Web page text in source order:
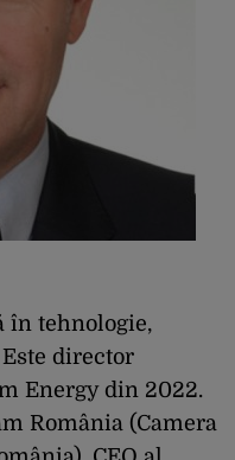
în tehnologie,
director
Energy din 2022.
România (Camera